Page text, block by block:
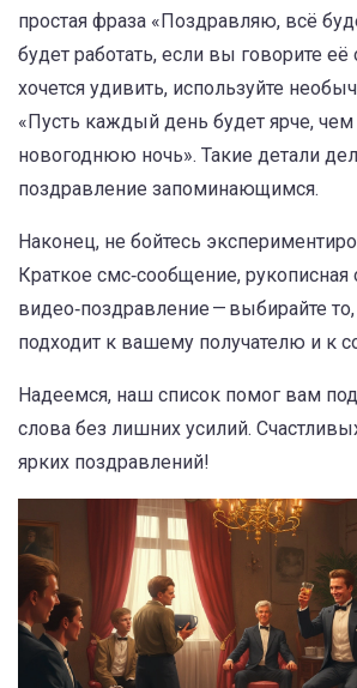
простая фраза «Поздравляю, всё
будет работать, если вы говорите её
хочется удивить, используйте
«Пусть каждый день будет ярче,
новогоднюю ночь». Такие детали
поздравление запоминающимся.
Наконец, не бойтесь
Краткое смс‑сообщение, рукописная
видео‑поздравление — выбирайте
подходит к вашему получателю и к
Надеемся, наш список помог вам
слова без лишних усилий.
ярких поздравлений!